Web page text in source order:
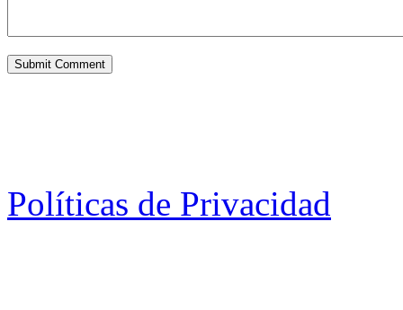
Políticas de Privacidad